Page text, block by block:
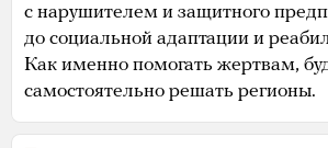
с нарушителем и защитного
до социальной адаптации и
Как именно помогать жертвам,
самостоятельно решать регионы.